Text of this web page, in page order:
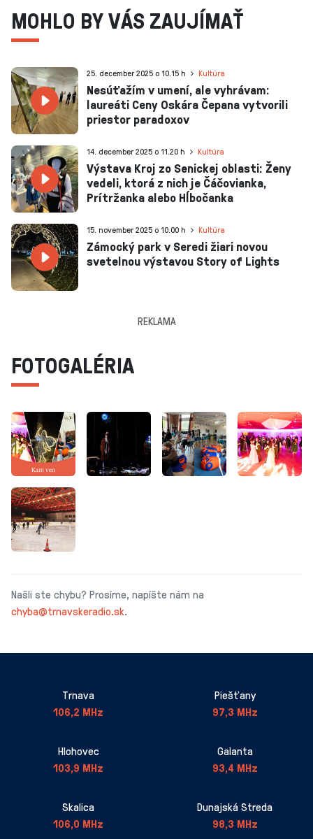
MOHLO BY VÁS ZAUJÍMAŤ
Nesúťažím v umení, ale vyhrávam:
laureáti Ceny Oskára Čepana vytvorili
priestor paradoxov
25. december 2025 o 10.15 h Kultúra
Výstava Kroj zo Senickej oblasti: Ženy
vedeli, ktorá z nich je Čáčovianka,
Prítržanka alebo Hĺbočanka
14. december 2025 o 11.20 h Kultúra
Zámocký park v Seredi žiari novou
svetelnou výstavou Story of Lights
15. november 2025 o 10.00 h Kultúra
REKLAMA
FOTOGALÉRIA
Našli ste chybu? Prosíme, napíšte nám na
chyba@trnavskeradio.sk.
Trnava
106,2 MHz
Piešťany
97,3 MHz
Hlohovec
103,9 MHz
Galanta
93,4 MHz
Skalica
106,0 MHz
Dunajská Streda
98,3 MHz